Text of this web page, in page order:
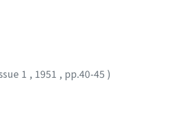
1 , 1951 , pp.40-45 )